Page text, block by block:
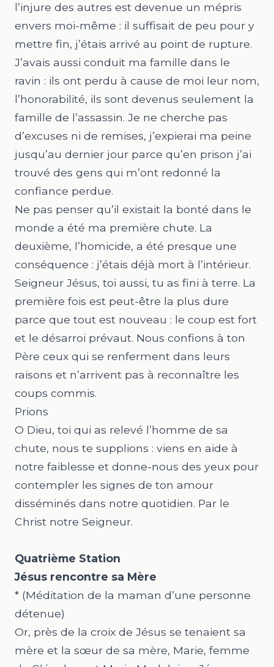
l’injure des autres est devenue un mépris
envers moi-même : il suffisait de peu pour y
mettre fin, j’étais arrivé au point de rupture.
J’avais aussi conduit ma famille dans le
ravin : ils ont perdu à cause de moi leur nom,
l’honorabilité, ils sont devenus seulement la
famille de l’assassin. Je ne cherche pas
d’excuses ni de remises, j’expierai ma peine
jusqu’au dernier jour parce qu’en prison j’ai
trouvé des gens qui m’ont redonné la
confiance perdue.
Ne pas penser qu’il existait la bonté dans le
monde a été ma première chute. La
deuxième, l’homicide, a été presque une
conséquence : j’étais déjà mort à l’intérieur.
Seigneur Jésus, toi aussi, tu as fini à terre. La
première fois est peut-être la plus dure
parce que tout est nouveau : le coup est fort
et le désarroi prévaut. Nous confions à ton
Père ceux qui se renferment dans leurs
raisons et n’arrivent pas à reconnaître les
coups commis.
Prions
O Dieu, toi qui as relevé l’homme de sa
chute, nous te supplions : viens en aide à
notre faiblesse et donne-nous des yeux pour
contempler les signes de ton amour
disséminés dans notre quotidien. Par le
Christ notre Seigneur.
Quatrième Station
Jésus rencontre sa Mère
* (Méditation de la maman d’une personne
détenue)
Or, près de la croix de Jésus se tenaient sa
mère et la sœur de sa mère, Marie, femme